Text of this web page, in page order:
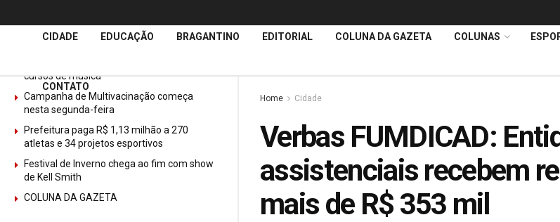
ÚltimasNotícias
cursos de música
Campanha de Multivacinação começa
nesta segunda-feira
Prefeitura paga R$ 1,13 milhão a 270
atletas e 34 projetos esportivos
Festival de Inverno chega ao fim com show
de Kell Smith
COLUNA DA GAZETA
CIDADE EDUCAÇÃO BRAGANTINO EDITORIAL COLUNA DA GAZETA COLUNAS
CONTATO
Home Cidade
Verbas FUMDICAD:
assistenciais recebem
mais de R$ 353 mil